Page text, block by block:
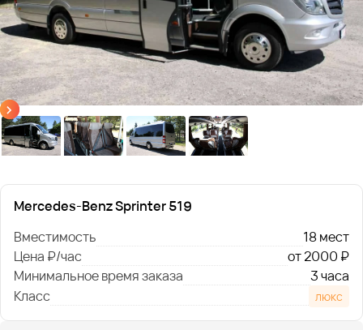
Mercedes-Benz Sprinter 519
Вместимость
18 мест
Цена ₽/час
от 2000 ₽
Минимальное время заказа
3 часа
Класс
люкс